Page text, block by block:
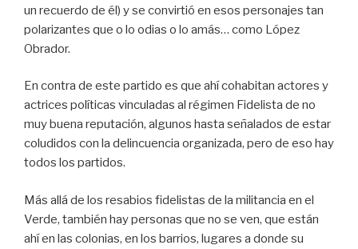
un recuerdo de él) y se convirtió en esos personajes tan
polarizantes que o lo odias o lo amás… como López
Obrador.
En contra de este partido es que ahí cohabitan actores y
actrices políticas vinculadas al régimen Fidelista de no
muy buena reputación, algunos hasta señalados de estar
coludidos con la delincuencia organizada, pero de eso hay
todos los partidos.
Más allá de los resabios fidelistas de la militancia en el
Verde, también hay personas que no se ven, que están
ahí en las colonias, en los barrios, lugares a donde su